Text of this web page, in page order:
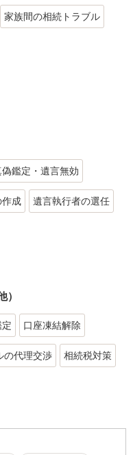
家族間の相続トラブル
鑑定・遺言無効
作成 遺言執行者の選任
）
口座凍結解除
の代理交渉 相続税対策